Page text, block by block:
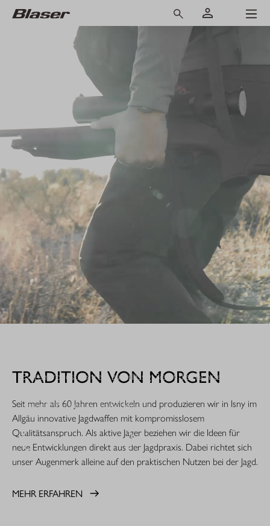
Extrem robust. Extrem zuverlässig: Sie ist die nächste
gemacht für den rauen Jagdeinsatz.
MEHR ERFAHREN
TRADITION VON MORGEN
Seit mehr als 60 Jahren entwickeln und produzieren wir in Isny im
Allgäu innovative Jagdwaffen mit kompromisslosem
Qualitätsanspruch. Als aktive Jäger beziehen wir die Ideen für
neue Entwicklungen direkt aus der Jagdpraxis. Dabei richtet sich
unser Augenmerk alleine auf den praktischen Nutzen bei der Jagd.
MEHR ERFAHREN